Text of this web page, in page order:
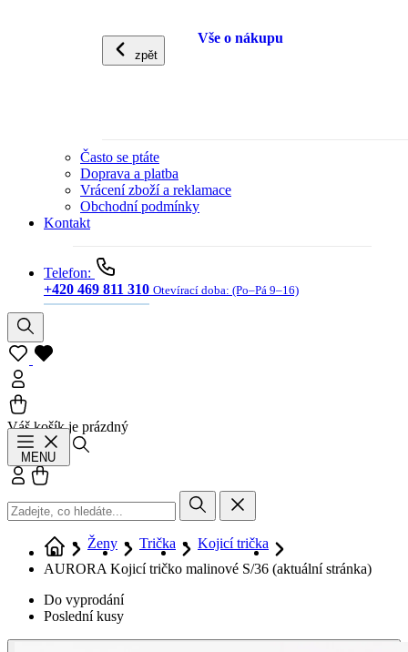
zpět
Vše o nákupu
Často se ptáte
Doprava a platba
Vrácení zboží a reklamace
Obchodní podmínky
Kontakt
Telefon:
+420 469 811 310 Otevírací doba: (Po–Pá 9–16)
Váš košík je prázdný
MENU
Přihlásit se
Ženy Trička
Kojicí trička
AURORA Kojicí tričko malinové S/36 (aktuální stránka)
Do vyprodání
Poslední kusy